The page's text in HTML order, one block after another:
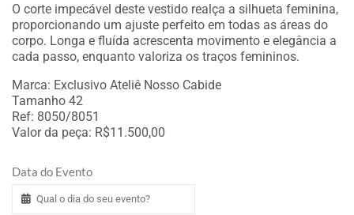
O corte impecável deste vestido realça a silhueta feminina,
proporcionando um ajuste perfeito em todas as áreas do
corpo. Longa e fluída acrescenta movimento e elegância a
cada passo, enquanto valoriza os traços femininos.
Marca: Exclusivo Ateliê Nosso Cabide
Tamanho 42
Ref: 8050/8051
Valor da peça: R$11.500,00
Data do Evento